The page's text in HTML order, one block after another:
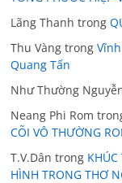
Lãng Thanh trong
Thu Vàng trong
Quang Tấn
Như Thường
Neang Phi Rom
CÕI VÔ THƯỜNG
T.V.Dân trong
HÌNH TRONG THƠ